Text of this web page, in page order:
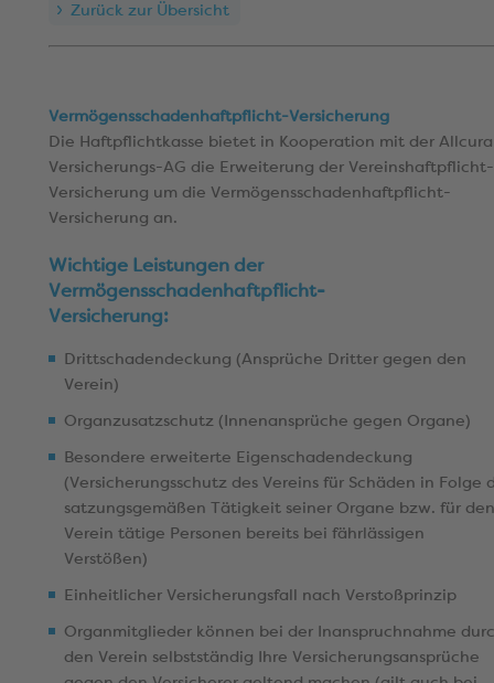
Zurück zur Übersicht
Vermögensschadenhaftpflicht-Versicherung
Die Haftpflichtkasse bietet in Kooperation mit der Allcura
Versicherungs-AG die Erweiterung der Vereinshaftpflicht-
Versicherung um die Vermögensschadenhaftpflicht-
Versicherung an.
Wichtige Leistungen der
Vermögensschadenhaftpflicht-
Versicherung:
Drittschadendeckung (Ansprüche Dritter gegen den
Verein)
Organzusatzschutz (Innenansprüche gegen Organe)
Besondere erweiterte Eigenschadendeckung
(Versicherungsschutz des Vereins für Schäden in Folge
satzungsgemäßen Tätigkeit seiner Organe bzw. für den
Verein tätige Personen bereits bei fährlässigen
Verstößen)
Einheitlicher Versicherungsfall nach Verstoßprinzip
Organmitglieder können bei der Inanspruchnahme
den Verein selbstständig Ihre Versicherungsansprüche